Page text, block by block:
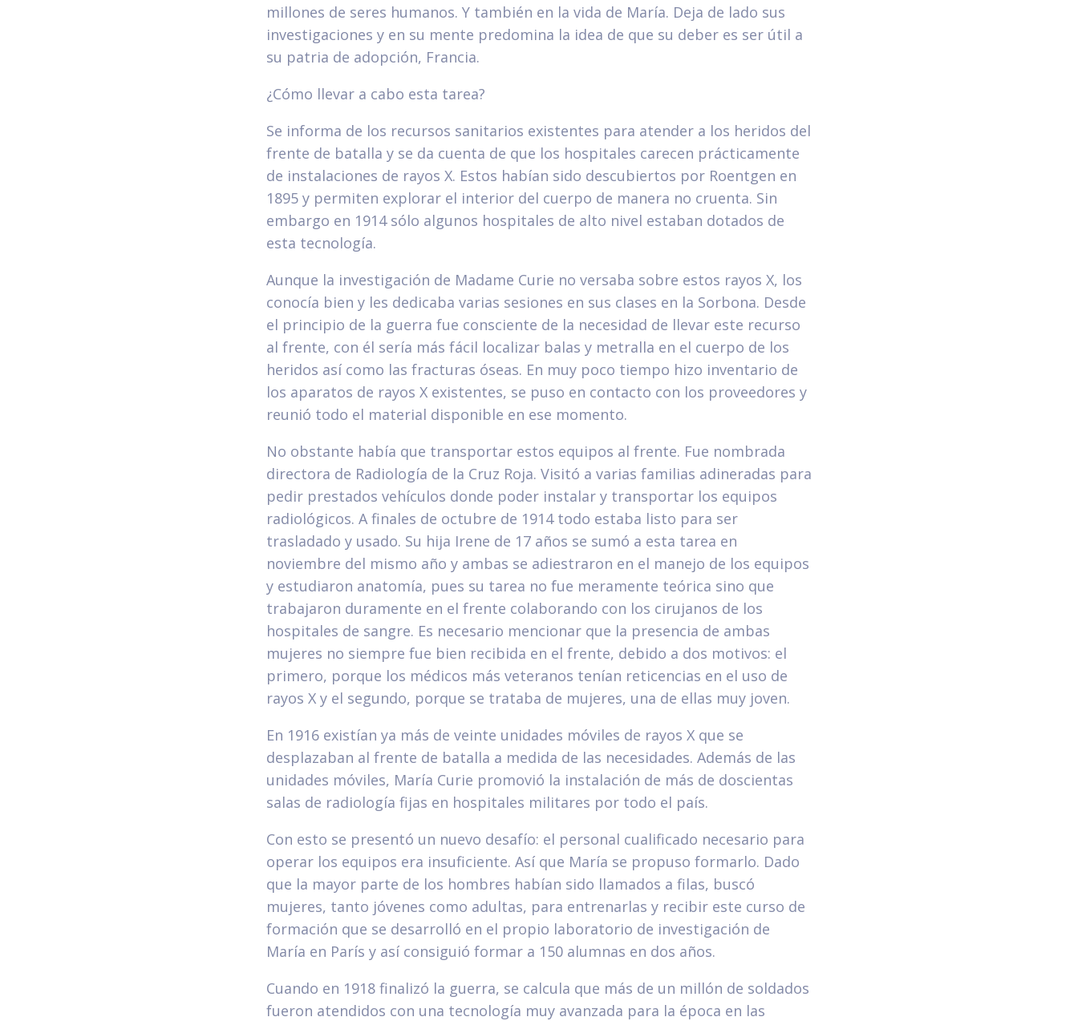
millones de seres humanos. Y también en la vida de María. Deja de lado sus
investigaciones y en su mente predomina la idea de que su deber es ser útil a
su patria de adopción, Francia.
¿Cómo llevar a cabo esta tarea?
Se informa de los recursos sanitarios existentes para atender a los heridos del
frente de batalla y se da cuenta de que los hospitales carecen prácticamente
de instalaciones de rayos X. Estos habían sido descubiertos por Roentgen en
1895 y permiten explorar el interior del cuerpo de manera no cruenta. Sin
embargo en 1914 sólo algunos hospitales de alto nivel estaban dotados de
esta tecnología.
Aunque la investigación de Madame Curie no versaba sobre estos rayos X, los
conocía bien y les dedicaba varias sesiones en sus clases en la Sorbona. Desde
el principio de la guerra fue consciente de la necesidad de llevar este recurso
al frente, con él sería más fácil localizar balas y metralla en el cuerpo de los
heridos así como las fracturas óseas. En muy poco tiempo hizo inventario de
los aparatos de rayos X existentes, se puso en contacto con los proveedores y
reunió todo el material disponible en ese momento.
No obstante había que transportar estos equipos al frente. Fue nombrada
directora de Radiología de la Cruz Roja. Visitó a varias familias adineradas para
pedir prestados vehículos donde poder instalar y transportar los equipos
radiológicos. A finales de octubre de 1914 todo estaba listo para ser
trasladado y usado. Su hija Irene de 17 años se sumó a esta tarea en
noviembre del mismo año y ambas se adiestraron en el manejo de los equipos
y estudiaron anatomía, pues su tarea no fue meramente teórica sino que
trabajaron duramente en el frente colaborando con los cirujanos de los
hospitales de sangre. Es necesario mencionar que la presencia de ambas
mujeres no siempre fue bien recibida en el frente, debido a dos motivos: el
primero, porque los médicos más veteranos tenían reticencias en el uso de
rayos X y el segundo, porque se trataba de mujeres, una de ellas muy joven.
En 1916 existían ya más de veinte unidades móviles de rayos X que se
desplazaban al frente de batalla a medida de las necesidades. Además de las
unidades móviles, María Curie promovió la instalación de más de doscientas
salas de radiología fijas en hospitales militares por todo el país.
Con esto se presentó un nuevo desafío: el personal cualificado necesario para
operar los equipos era insuficiente. Así que María se propuso formarlo. Dado
que la mayor parte de los hombres habían sido llamados a filas, buscó
mujeres, tanto jóvenes como adultas, para entrenarlas y recibir este curso de
formación que se desarrolló en el propio laboratorio de investigación de
María en París y así consiguió formar a 150 alumnas en dos años.
Cuando en 1918 finalizó la guerra, se calcula que más de un millón de soldados
fueron atendidos con una tecnología muy avanzada para la época en las